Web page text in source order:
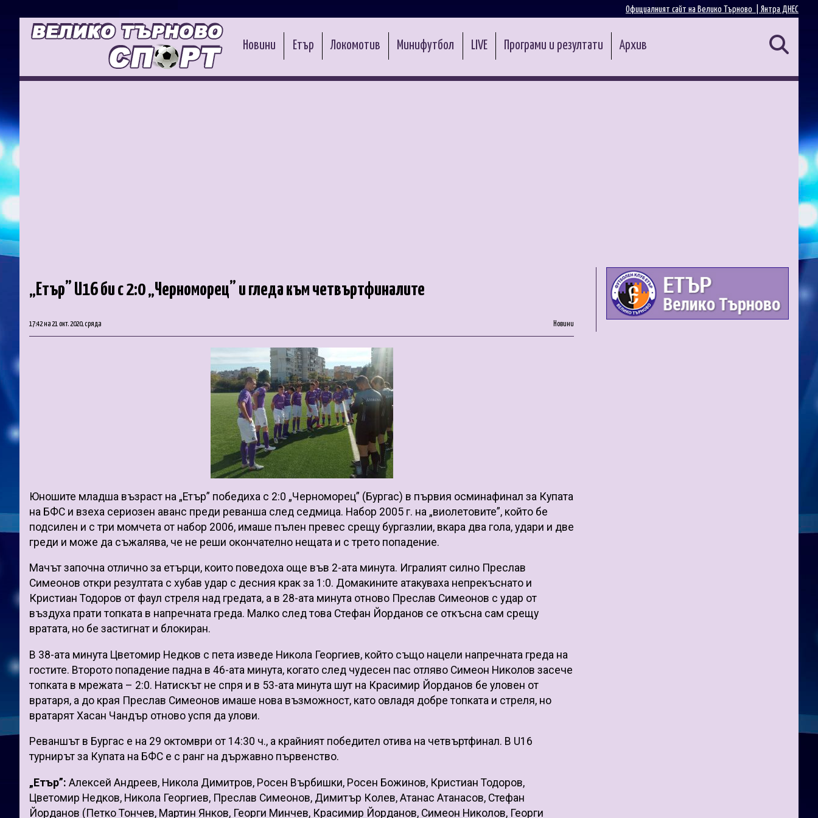
Янтра ДНЕС
Официалният сайт на Велико Търново |
Новини Етър Локомотив Минифутбол LIVE Програми и резултати Архив
„Етър” U16 би с 2:0 „Черноморец” и гледа към четвъртфиналите
17:42 на 21 окт. 2020, сряда Новини
Юношите младша възраст на „Етър” победиха с 2:0 „Черноморец” (Бургас) в първия осминафинал за Купата
на БФС и взеха сериозен аванс преди реванша след седмица. Набор 2005 г. на „виолетовите”, който бе
подсилен и с три момчета от набор 2006, имаше пълен превес срещу бургазлии, вкара два гола, удари и две
греди и може да съжалява, че не реши окончателно нещата и с трето попадение.
Мачът започна отлично за етърци, които поведоха още във 2-ата минута. Игралият силно Преслав
Симеонов откри резултата с хубав удар с десния крак за 1:0. Домакините атакуваха непрекъснато и
Кристиан Тодоров от фаул стреля над гредата, а в 28-ата минута отново Преслав Симеонов с удар от
въздуха прати топката в напречната греда. Малко след това Стефан Йорданов се откъсна сам срещу
вратата, но бе застигнат и блокиран.
В 38-ата минута Цветомир Недков с пета изведе Никола Георгиев, който също нацели напречната греда на
гостите. Второто попадение падна в 46-ата минута, когато след чудесен пас отляво Симеон Николов засече
топката в мрежата – 2:0. Натискът не спря и в 53-ата минута шут на Красимир Йорданов бе уловен от
вратаря, а до края Преслав Симеонов имаше нова възможност, като овладя добре топката и стреля, но
вратарят Хасан Чандър отново успя да улови.
Реваншът в Бургас е на 29 октомври от 14:30 ч., а крайният победител отива на четвъртфинал. В U16
турнирът за Купата на БФС е с ранг на държавно първенство.
„Етър”: Алексей Андреев, Никола Димитров, Росен Върбишки, Росен Божинов, Кристиан Тодоров,
Цветомир Недков, Никола Георгиев, Преслав Симеонов, Димитър Колев, Атанас Атанасов, Стефан
Йорданов (Петко Тончев, Мартин Янков, Георги Минчев, Красимир Йорданов, Симеон Николов, Георги